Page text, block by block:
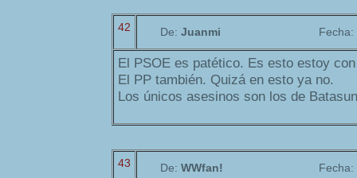
42 De: Juanmi Fecha:
El PSOE es patético. Es esto estoy
El PP también. Quizá en esto ya no.
Los únicos asesinos son los de
43 De: WWfan! Fecha: